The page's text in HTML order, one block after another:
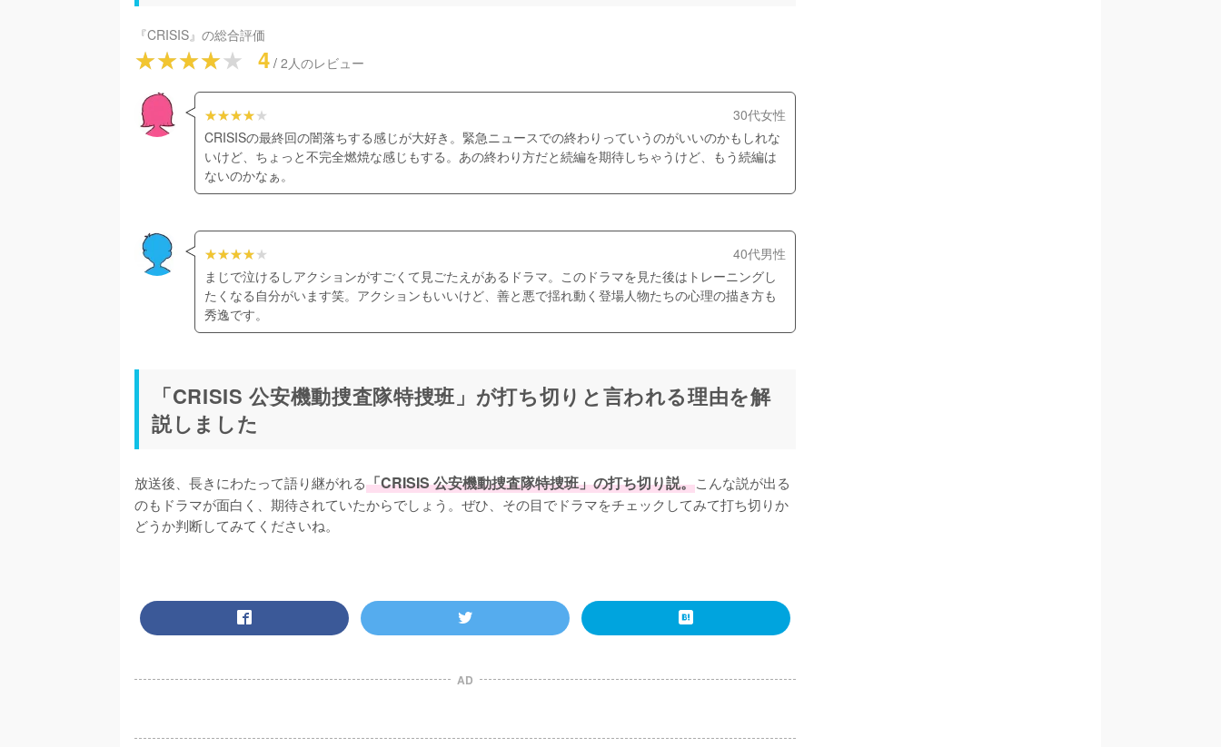
『CRISIS』の総合評価
4 / 2人のレビュー
30代女性
CRISISの最終回の闇落ちする感じが大好き。緊急ニュースでの終わりっていうのがいいのかもしれな
いけど、ちょっと不完全燃焼な感じもする。あの終わり方だと続編を期待しちゃうけど、もう続編は
ないのかなぁ。
40代男性
まじで泣けるしアクションがすごくて見ごたえがあるドラマ。このドラマを見た後はトレーニングし
たくなる自分がいます笑。アクションもいいけど、善と悪で揺れ動く登場人物たちの心理の描き方も
秀逸です。
「CRISIS 公安機動捜査隊特捜班」が打ち切りと言われる理由を解
説しました
放送後、長きにわたって語り継がれる「CRISIS 公安機動捜査隊特捜班」の打ち切り説。こんな説が出る
のもドラマが面白く、期待されていたからでしょう。ぜひ、その目でドラマをチェックしてみて打ち切りか
どうか判断してみてくださいね。
AD